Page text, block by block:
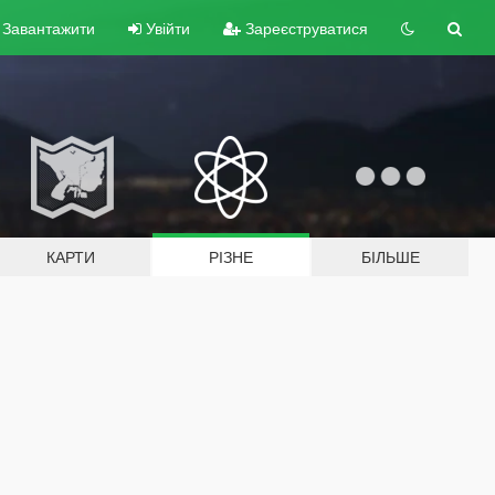
Увійти Зареєструватися
КАРТИ РІЗНЕ БІЛЬШЕ